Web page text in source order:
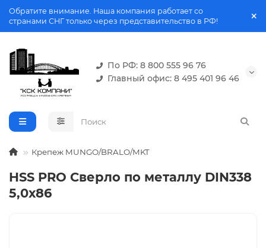
Обратите внимание. Наша компания работает со
странами СНГ только через представительство в РФ!
По РФ: 8 800 555 96 76
Главный офис: 8 495 401 96 46
Крепеж MUNGO/BRALO/MKT
HSS PRO Сверло по металлу DIN338
5,0х86